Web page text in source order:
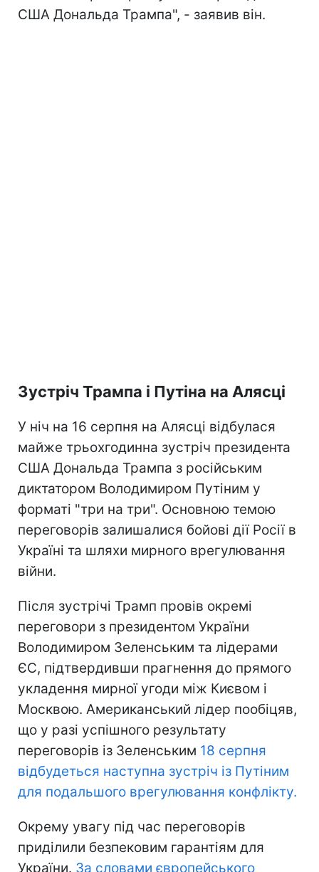
США Дональда Трампа", - заявив він.
Зустріч Трампа і Путіна на Алясці
У ніч на 16 серпня на Алясці відбулася
майже трьохгодинна зустріч президента
США Дональда Трампа з російським
диктатором Володимиром Путіним у
форматі "три на три". Основною темою
переговорів залишалися бойові дії Росії в
Україні та шляхи мирного врегулювання
війни.
Після зустрічі Трамп провів окремі
переговори з президентом України
Володимиром Зеленським та лідерами
ЄС, підтвердивши прагнення до прямого
укладення мирної угоди між Києвом і
Москвою. Американський лідер пообіцяв,
що у разі успішного результату
переговорів із Зеленським 18 серпня
відбудеться наступна зустріч із Путіним
для подальшого врегулювання конфлікту.
Окрему увагу під час переговорів
приділили безпековим гарантіям для
України. За словами європейського